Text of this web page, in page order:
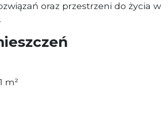
oraz przestrzeni do życia w
m²